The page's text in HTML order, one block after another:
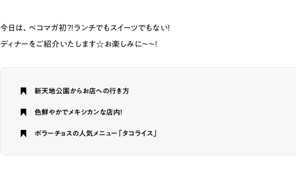
今日は、ペコマガ初？！ランチでもスイーツでもない！
ディナーをご紹介いたします☆お楽しみに〜〜！
新天地公園からお店への行き方
色鮮やかでメキシカンな店内！
ボラーチョスの人気メニュー「タコライス」